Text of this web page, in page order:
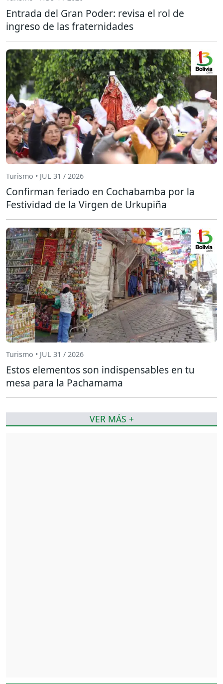
Entrada del Gran Poder: revisa el rol de
ingreso de las fraternidades
Turismo • JUL 31 / 2026
Confirman feriado en Cochabamba por la
Festividad de la Virgen de Urkupiña
Turismo • JUL 31 / 2026
Estos elementos son indispensables en tu
mesa para la Pachamama
VER MÁS +